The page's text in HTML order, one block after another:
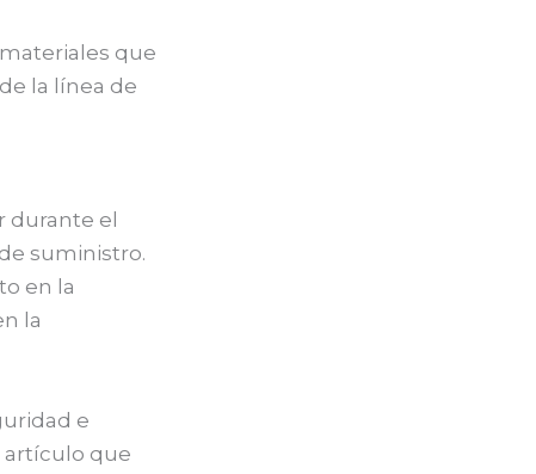
que
la línea de
durante el
suministro.
en la
la
e
artículo que